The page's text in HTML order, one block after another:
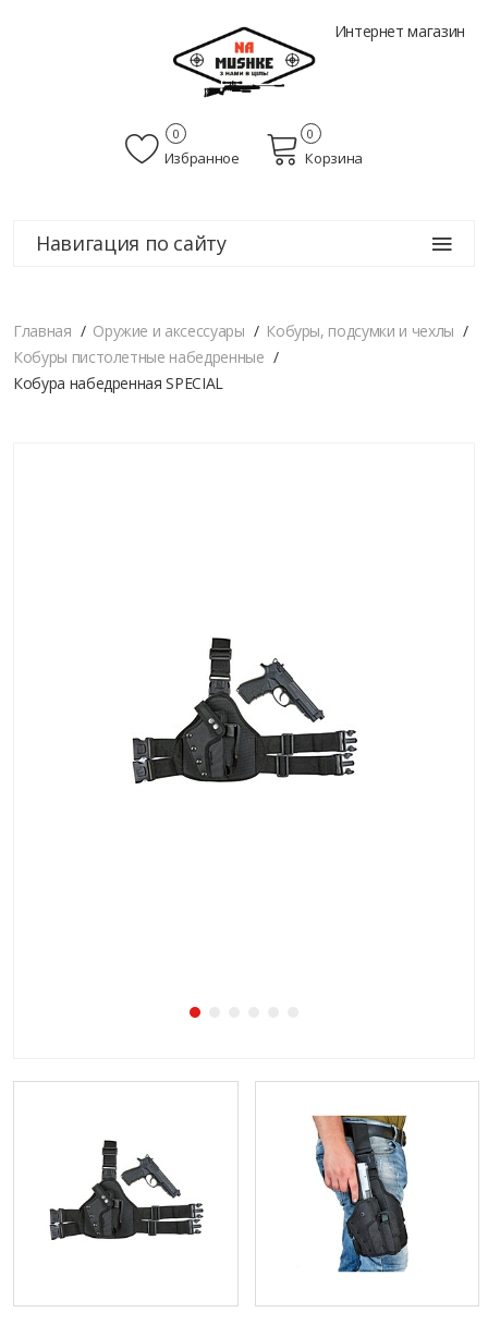
Интернет магазин
Избранное
0
Корзина
0
Навигация по сайту
Главная Оружие и аксессуары
Кобуры, подсумки и чехлы
Кобуры пистолетные набедренные
Кобура набедренная SPECIAL